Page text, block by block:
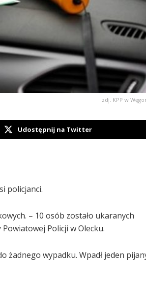
zdj. KPP w
Udostępnij na Twitter
policjanci.
– 10 osób zostało ukaranych
Policji w Olecku.
żadnego wypadku. Wpadł jeden